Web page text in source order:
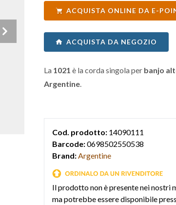
Next
ACQUISTA ONLINE DA E-
ACQUISTA DA NEGOZIO
La 1021 è la corda singola per banjo
Argentine.
Cod. prodotto: 14090111
Barcode:0698502550538
Brand:Argentine
Il prodotto non è presente nei nostri
ma potrebbe essere disponibile